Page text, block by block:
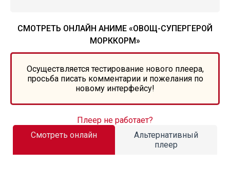
СМОТРЕТЬ ОНЛАЙН АНИМЕ «ОВОЩ-СУПЕРГЕРОЙ
МОРККОРМ»
Осуществляется тестирование нового плеера,
просьба писать комментарии и пожелания по
новому интерфейсу!
Смотреть онлайн
Альтернативный
плеер
Плеер не работает?